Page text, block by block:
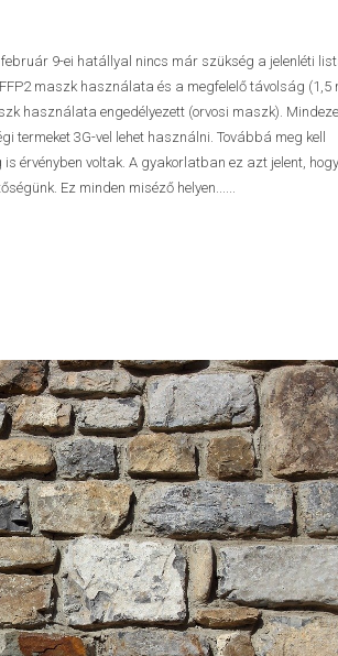
9-ei hatállyal nincs már szükség a jelenléti
maszk használata és a megfelelő távolság (1,5
használata engedélyezett (orvosi maszk).
termeket 3G-vel lehet használni. Továbbá meg kell
érvényben voltak. A gyakorlatban ez azt jelent, hogy
Ez minden miséző helyen......